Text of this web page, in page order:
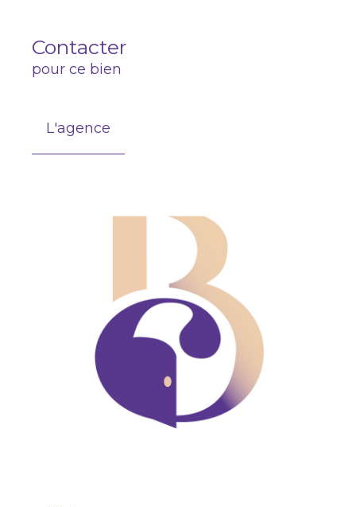
Contacter
pour ce bien
L'agence